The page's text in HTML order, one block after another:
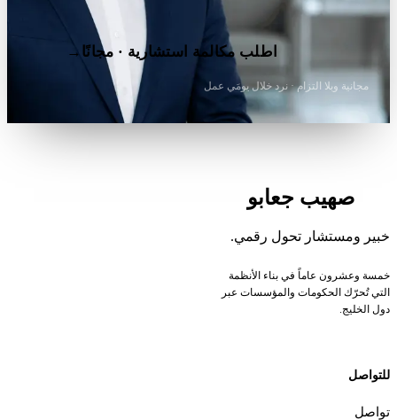
اطلب مكالمة استشارية · مجانًا→
مجانية وبلا التزام · نرد خلال يومَي عمل
صهيب جعابو
ومستشار تحول رقمي.
وعشرون عاماً في بناء الأنظمة
تُحرّك الحكومات والمؤسسات عبر
الخليج.